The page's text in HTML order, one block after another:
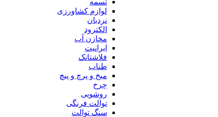
تسمه
لوازم کشاورزی
نردبان
الکترود
مخازن آب
ایرانیت
فلاشتانک
طناب
میخ و پرچ و پیچ
چرخ
روشویی
توالت فرنگی
سنگ توالت